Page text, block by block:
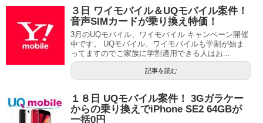
３日 ワイモバイル＆UQモバイル案件！
音声SIMカードが乗り換え特価！
3月のUQモバイル、ワイモバイル キャンペーン開催
中です。 UQモバイル、ワイモバイルも学割が始ま
ってますのでご家族に学割適用できる人はお...
記事を読む
１８日 UQモバイル案件！ 3Gガラケー
からの乗り換えでiPhone SE2 64GBが
一括0円